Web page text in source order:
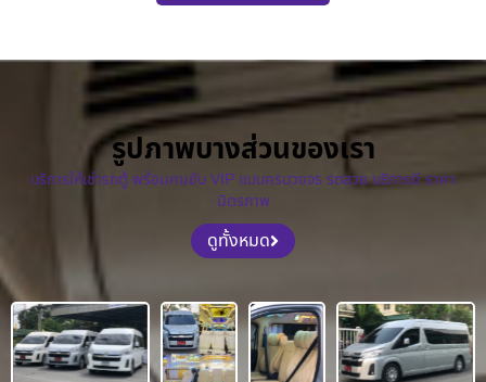
รูปภาพบางส่วนของเรา
บริการให้เช่ารถตู้ พร้อมคนขับ VIP แบบครบวงจร รถสวย บริการดี ราคา
มิตรภาพ
ดูทั้งหมด